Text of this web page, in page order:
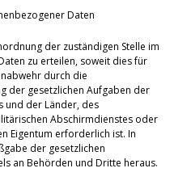
Daten
der zuständigen Stelle im
zu erteilen, soweit dies für
durch die
der gesetzlichen Aufgaben der
und der Länder, des
Abschirmdienstes oder
Eigentum erforderlich ist. In
der gesetzlichen
an Behörden und Dritte heraus.